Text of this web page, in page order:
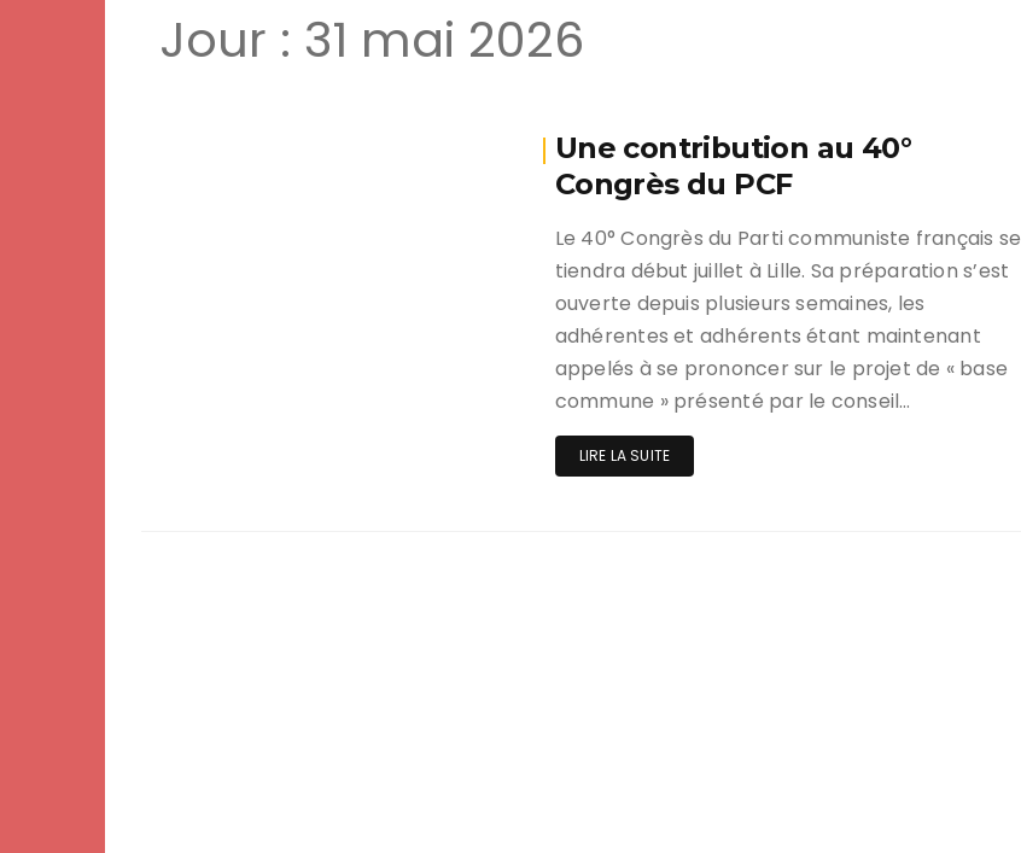
Jour : 31 mai 2026
Une contribution au 40°
Congrès du PCF
Le 40° Congrès du Parti communiste français se
tiendra début juillet à Lille. Sa préparation s’est
ouverte depuis plusieurs semaines, les
adhérentes et adhérents étant maintenant
appelés à se prononcer sur le projet de « base
commune » présenté par le conseil…
LIRE LA SUITE